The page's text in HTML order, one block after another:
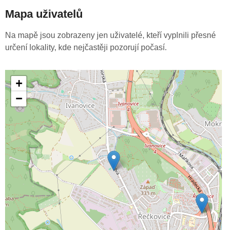
Mapa uživatelů
Na mapě jsou zobrazeny jen uživatelé, kteří vyplnili přesné
určení lokality, kde nejčastěji pozorují počasí.
+
−